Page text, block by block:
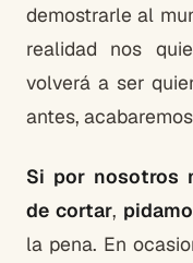
demostrarle al
realidad nos
volverá a ser
antes,
Si por nosotros
de cortar,
la pena. En